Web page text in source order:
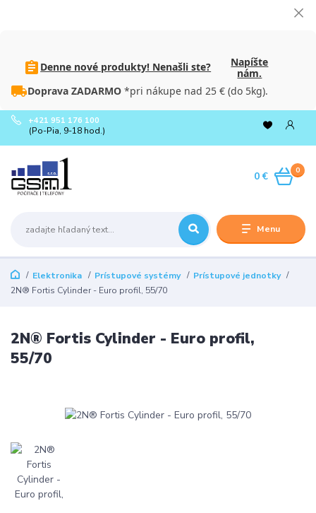
Denne nové produkty! Nenašli ste?
Napíšte
nám.
Doprava ZADARMO *pri nákupe nad 25 € (do 5kg).
Menu
+421 951 176 100
(Po-Pia, 9-18 hod.)
0
0 €
Elektronika Prístupové systémy
Prístupové jednotky
2N® Fortis Cylinder - Euro profil, 55/70
2N® Fortis Cylinder - Euro profil,
55/70